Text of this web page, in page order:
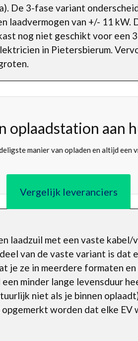
De 3-fase variant
laadvermogen van +/- 11 kW.
nog niet geschikt voor een
in Pietersbierum.
oplaadstation aan
manier van opladen en altijd een
Vergelijk leveranciers
laadzuil met een vaste
van de vaste variant is dat
je ze in meerdere formaten
minder lange levensduur
niet als je binnen
worden dat elke